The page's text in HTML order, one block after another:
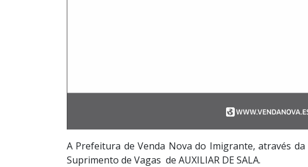
A Prefeitura de Venda Nova do Imigrante, através
Suprimento de Vagas de AUXILIAR DE SALA.